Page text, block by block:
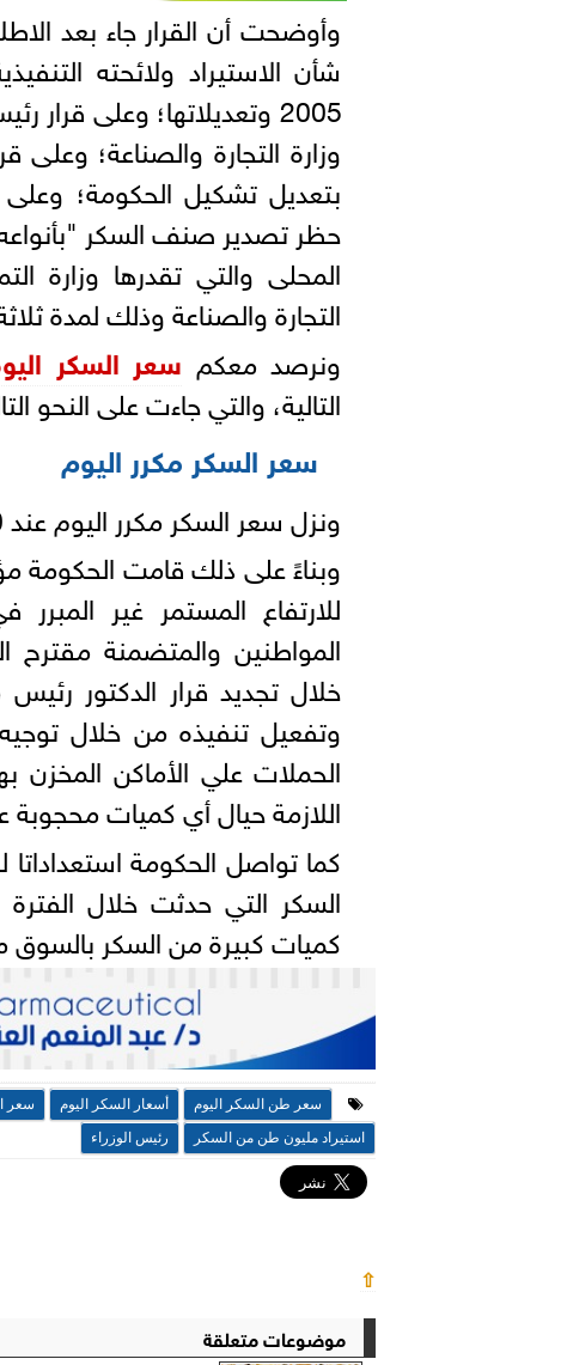
حظر تصدير صنف السكر
المحلى والتي تقدرها وزارة
التجارة والصناعة وذلك لمدة
ونرصد معكم سعر السكر
التالية، والتي جاءت على النحو
سعر السكر مكرر اليوم
ونزل سعر السكر مكرر اليوم عند 22,500 جنيه للطن، خلال تعاملات اليوم.
وبناءً على ذلك قامت الحكومة
للارتفاع المستمر غير
المواطنين والمتضمنة
خلال تجديد قرار الدكتور
وتفعيل تنفيذه من خلال
الحملات علي الأماكن المخزن
اللازمة حيال أي كميات
كما تواصل الحكومة
السكر التي حدثت خلال
كميات كبيرة من السكر بالسوق
سعر طن السكر اليوم أسعار السكر اليوم سعر
استيراد مليون طن من السكر
رئيس الوزراء
⇧
موضوعات متعلقة